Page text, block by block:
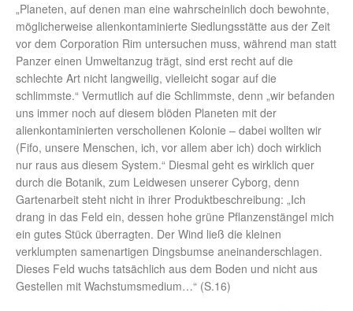
„Planeten, auf denen man eine wahrscheinlich doch bewohnte,
möglicherweise alienkontaminierte Siedlungsstätte aus der Zeit
vor dem Corporation Rim untersuchen muss, während man statt
Panzer einen Umweltanzug trägt, sind erst recht auf die
schlechte Art nicht langweilig, vielleicht sogar auf die
schlimmste.“ Vermutlich auf die Schlimmste, denn „wir befanden
uns immer noch auf diesem blöden Planeten mit der
alienkontaminierten verschollenen Kolonie – dabei wollten wir
(Fifo, unsere Menschen, ich, vor allem aber ich) doch wirklich
nur raus aus diesem System.“ Diesmal geht es wirklich quer
durch die Botanik, zum Leidwesen unserer Cyborg, denn
Gartenarbeit steht nicht in ihrer Produktbeschreibung: „Ich
drang in das Feld ein, dessen hohe grüne Pflanzenstängel mich
ein gutes Stück überragten. Der Wind ließ die kleinen
verklumpten samenartigen Dingsbumse aneinanderschlagen.
Dieses Feld wuchs tatsächlich aus dem Boden und nicht aus
Gestellen mit Wachstumsmedium…“ (S.16)